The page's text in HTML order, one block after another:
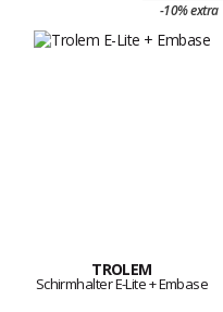
-10% extra
TROLEM
Schirmhalter E-Lite + Embase